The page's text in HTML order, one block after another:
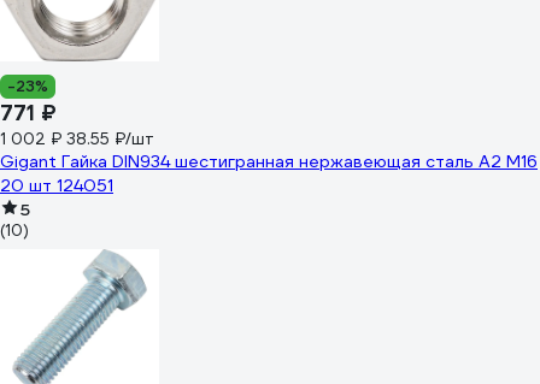
-23%
771 ₽
1 002 ₽ 38.55 ₽/шт
Gigant Гайка DIN934 шестигранная нержавеющая сталь А2 М16
20 шт 124051
5
(10)